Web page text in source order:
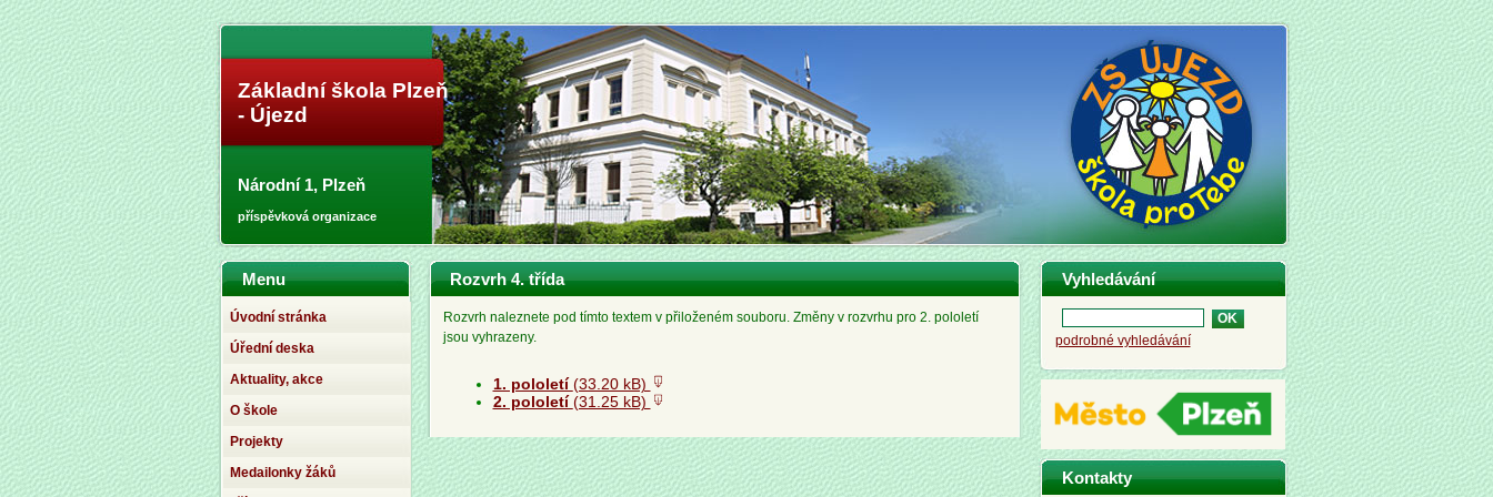
Základní škola Plzeň
- Újezd
Národní 1, Plzeň
příspěvková organizace
Vyhledávání
podrobné vyhledávání
Kontakty
Rozvrh 4. třída
Rozvrh naleznete pod tímto textem v přiloženém souboru. Změny v rozvrhu pro 2. pololetí
jsou vyhrazeny.
1. pololetí (33.20 kB)
2. pololetí (31.25 kB)
Menu
Úvodní stránka
Úřední deska
Aktuality, akce
O škole
Projekty
Medailonky žáků